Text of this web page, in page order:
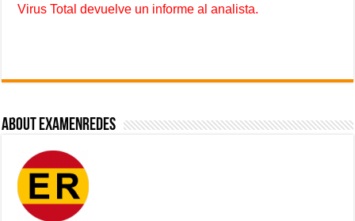
Virus Total devuelve un informe al analista.
About ExamenRedes